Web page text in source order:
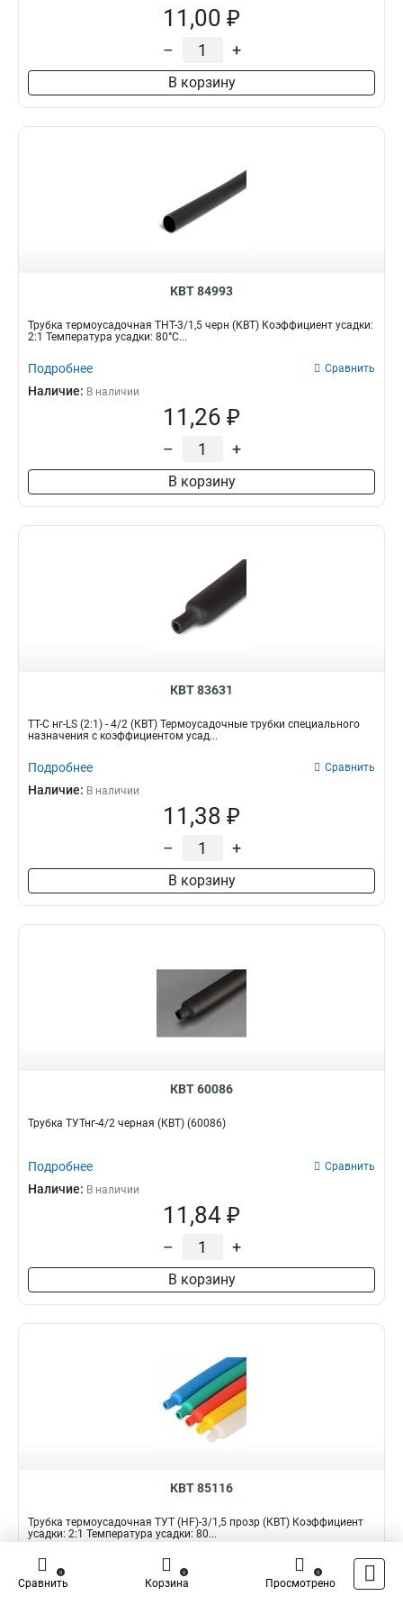
11,00 ₽
– +
В корзину
КВТ 84993
Трубка термоусадочная ТНТ-3/1,5 черн (КВТ) Коэффициент усадки:
2:1 Температура усадки: 80°С...
Подробнее Сравнить
Наличие: В наличии
11,26 ₽
– +
В корзину
КВТ 83631
ТТ-С нг-LS (2:1) - 4/2 (КВТ) Термоусадочные трубки специального
назначения с коэффициентом усад...
Подробнее Сравнить
Наличие: В наличии
11,38 ₽
– +
В корзину
КВТ 60086
Трубка ТУТнг-4/2 черная (КВТ) (60086)
Подробнее Сравнить
Наличие: В наличии
11,84 ₽
– +
В корзину
КВТ 85116
Трубка термоусадочная ТУТ (HF)-3/1,5 прозр (КВТ) Коэффициент
усадки: 2:1 Температура усадки: 80...
Подробнее Сравнить
Наличие:
Сравнить
0
Корзина
0
Просмотрено
0